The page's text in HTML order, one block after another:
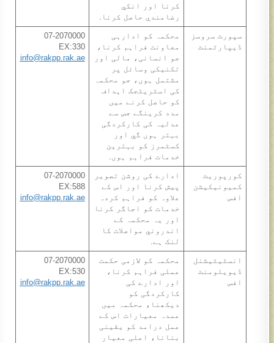
کرنا اور انکي
رضامندي حاصل کرنا.
سپورٹ سروسز
ڈيپارٹمنٹ
محکمہ کو ادارہی
معاونت فراہم کرنا،
جو انسانی، مالی اور
تکنیکی وسائل پر
مشتمل ہوں، جو محکمہ
کی اسٹریٹجک اہداف
کو حاصل کرنے ميں
مدد کرينگے جس سے
عدلیہ کی کارکردگی
بہتر ہوں گي اور
کسٹمرز کو بہترین
خدمات فراہم ہوں.
07-2070000
EX:330
info@rakpp.rak.ae
کورپوريٹ
کميونيکيشن
افس
ادارے کی روشن تصویر
پيش کرنا اور اس کے
علاوہ کو فراہم کردہ
خدمات کو اجاگر کرنا
اور يہ محکمہ کے
اندروني مواصلات کا
لنک ہے.
07-2070000
EX:588​
info@rakpp.rak.ae
انسٹيٹيشنل
ڈيويلومنٹ
افس
محکمہ کو لازمی حکمت
عملی فراہم کرنا،
اور ادارے کی
کارکردگی کو
ديکھنا، محکمہ ميں
عمدہ معیارات اس کے
عمل درامد کو يقينی
بنانا، اعلی معیار
07-2070000
EX:530
info@rakpp.rak.ae